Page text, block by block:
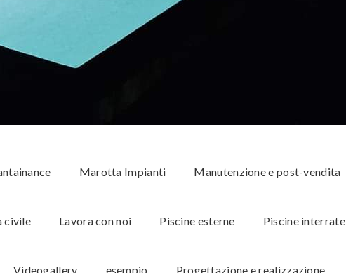
Marotta Impianti Manutenzione e post-vendita
civile Lavora con noi Piscine esterne Piscine interrate
Videogallery esempio Progettazione e realizzazione